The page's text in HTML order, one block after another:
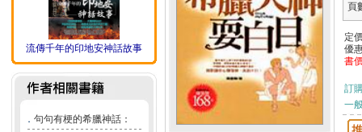
流傳千年的印地安神話故事
． 句句有梗的希臘神話：
頁
定
優
書
訂
一